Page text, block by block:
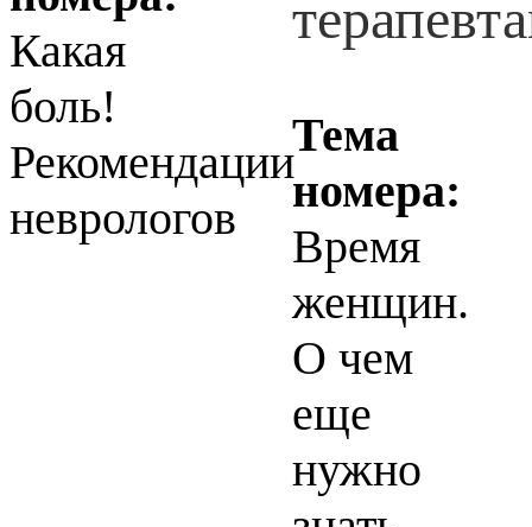
Какая
боль!
Рекомендации
неврологов
Тема
номера:
Время
женщин.
О чем
еще
нужно